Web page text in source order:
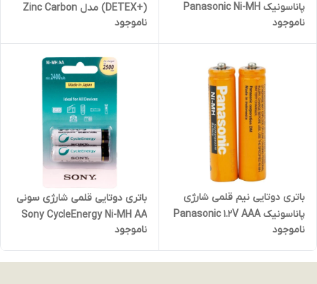
پاناسونیک Panasonic Ni-MH
AA 2550mAh
ناموجود
(+DETEX) مدل Zinc Carbon
1.5V R03P AAA (کارتی 2 تایی)
ناموجود
باتری دوتایی نیم قلمی شارژی
پاناسونیک Panasonic 1.2V AAA
630mAh High-Copy
ناموجود
باتری دوتایی قلمی شارژی سونی
Sony CycleEnergy Ni-MH AA
2500mAh
ناموجود